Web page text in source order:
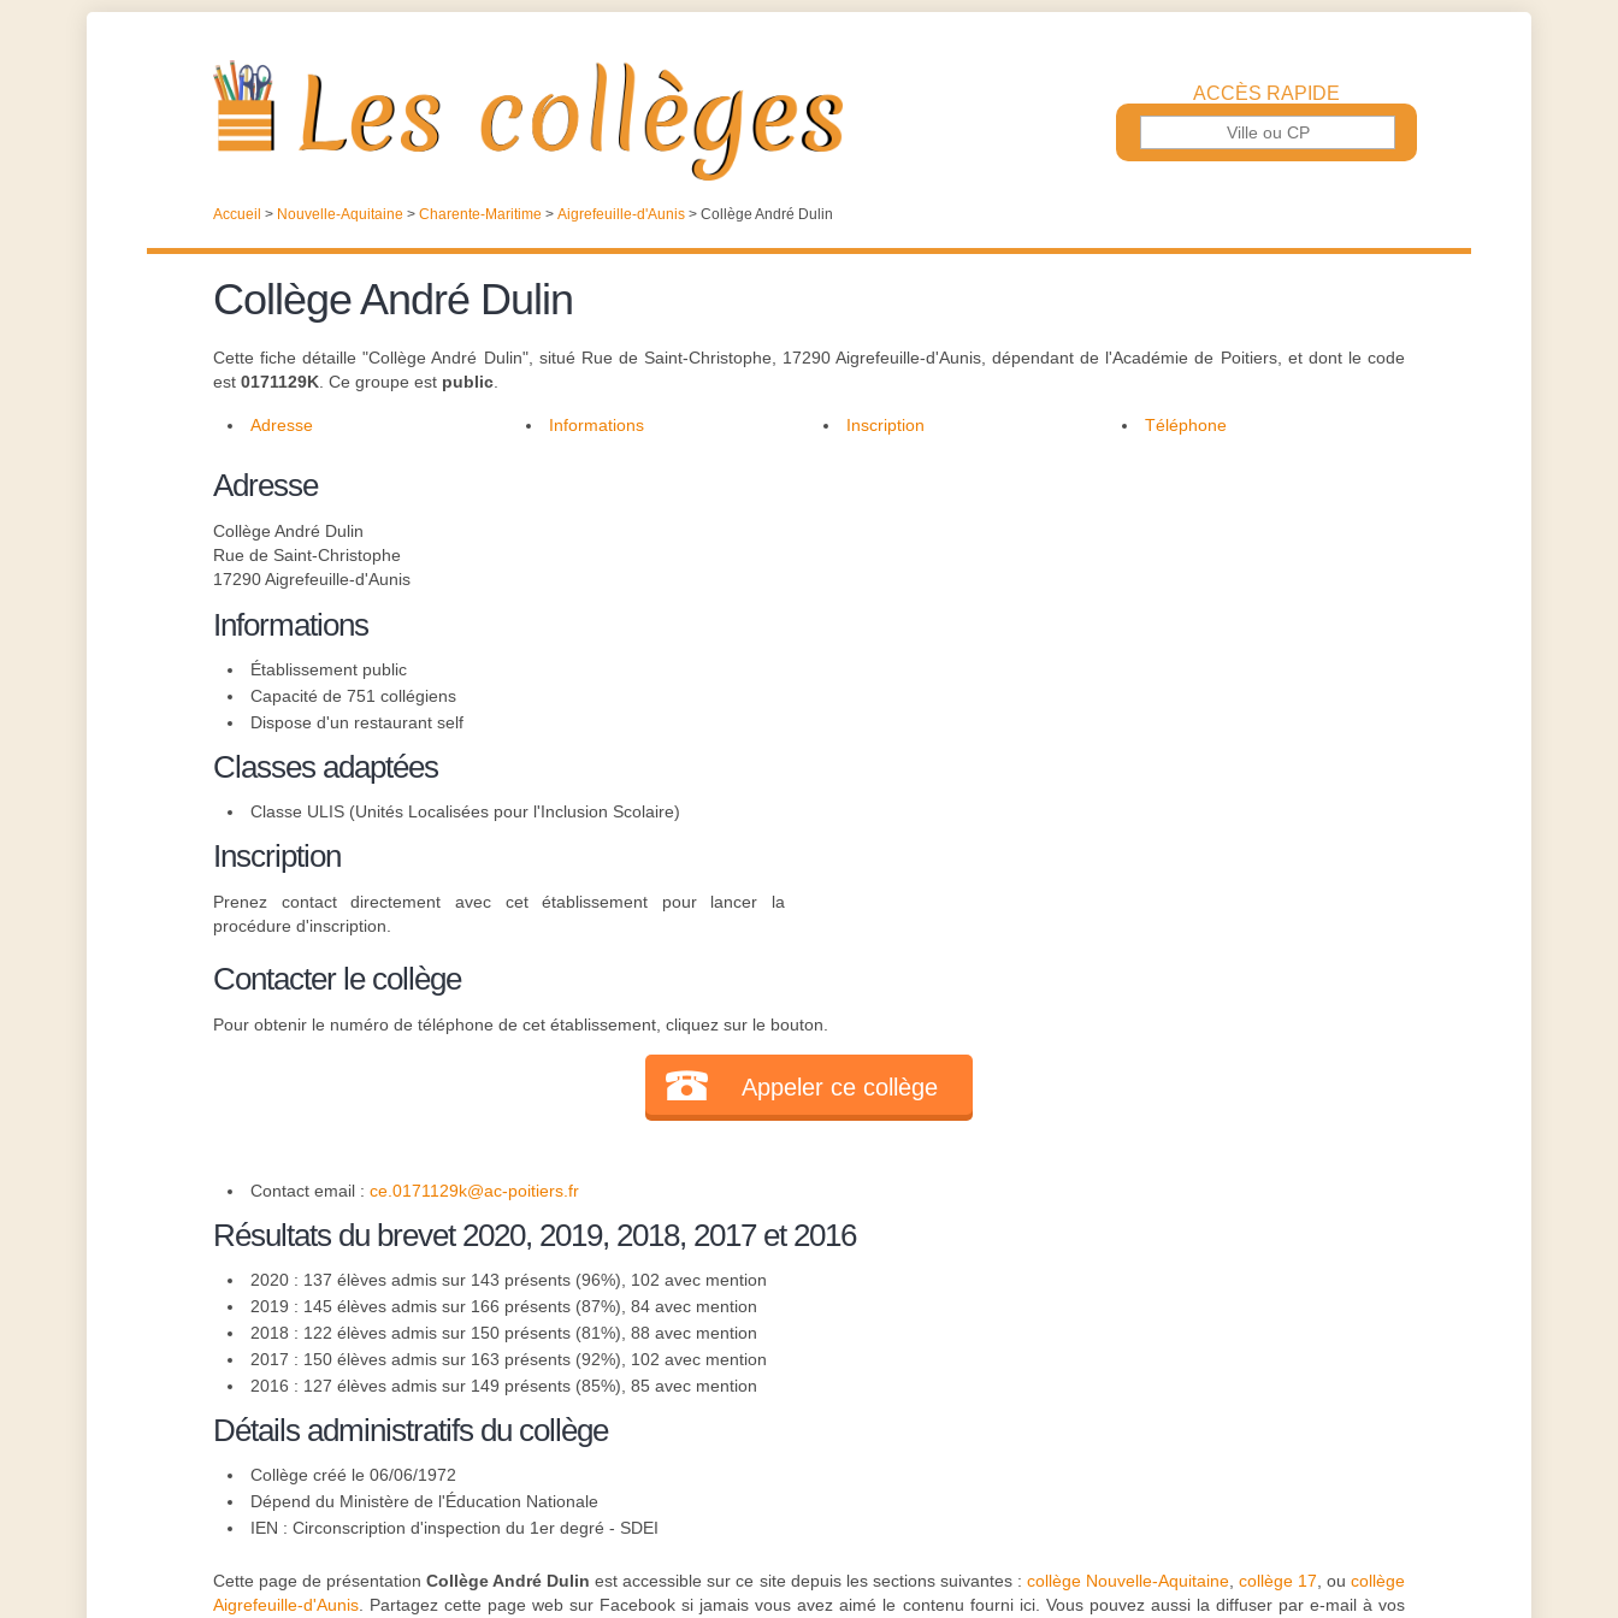
ACCÈS RAPIDE
Accueil > Nouvelle-Aquitaine > Charente-Maritime > Aigrefeuille-d'Aunis > Collège André Dulin
Collège André Dulin
Cette fiche détaille "Collège André Dulin", situé Rue de Saint-Christophe, 17290 Aigrefeuille-d'Aunis, dépendant de l'Académie de Poitiers, et dont le code
est 0171129K . Ce groupe est public
Adresse Informations Inscription Téléphone
Adresse
Collège André Dulin
Rue de Saint-Christophe
17290 Aigrefeuille-d'Aunis
Informations
Établissement public
Capacité de 751 collégiens
Dispose d'un restaurant self
Classes adaptées
Classe ULIS (Unités Localisées pour l'Inclusion Scolaire)
Inscription
Prenez contact directement avec cet établissement pour lancer la
procédure d'inscription.
Contacter le collège
Pour obtenir le numéro de téléphone de cet établissement, cliquez sur le bouton.
Appeler ce collège
Contact email : ce.0171129k@ac-poitiers.fr
Résultats du brevet 2020, 2019, 2018, 2017 et 2016
2020 : 137 élèves admis sur 143 présents (96%), 102 avec mention
2019 : 145 élèves admis sur 166 présents (87%), 84 avec mention
2018 : 122 élèves admis sur 150 présents (81%), 88 avec mention
2017 : 150 élèves admis sur 163 présents (92%), 102 avec mention
2016 : 127 élèves admis sur 149 présents (85%), 85 avec mention
Détails administratifs du collège
Collège créé le 06/06/1972
Dépend du Ministère de l'Éducation Nationale
IEN : Circonscription d'inspection du 1er degré - SDEI
Cette page de présentationCollège André Dulin est accessible sur ce site depuis les sections suivantes : collège Nouvelle-Aquitaine, collège 17 , oucollège
Aigrefeuille-d'Aunis . Partagez cette page web sur Facebook si jamais vous avez aimé le contenu fourni ici. Vous pouvez aussi la diffuser par e-mail à vos